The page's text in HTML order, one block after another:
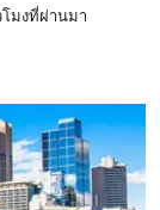
มงที่ผ่านมา